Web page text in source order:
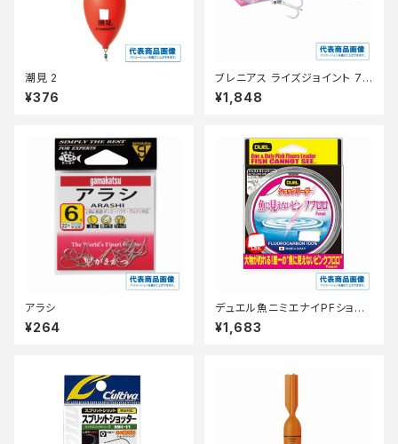
潮見 2
¥376
ブレニアス ライズジョイント 75
F XH-T75Y Tウォーターメロ
ン001
¥1,848
アラシ
¥264
デュエル魚ニミエナイPFショッ
クリーダー50m12LbステルスP
¥1,683